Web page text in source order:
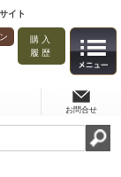
イト
購入
履歴
お問合せ